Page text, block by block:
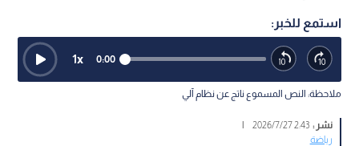
استمع للخبر:
0:00
1x
ملاحظة: النص المسموع ناتج عن نظام آلي
نشر :2:43 2026/7/27
|
رياضة